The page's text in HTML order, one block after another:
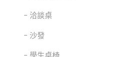
洽談桌
沙發
學生桌椅